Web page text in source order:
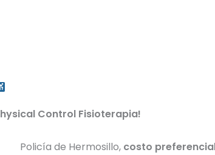
Control Fisioterapia!
Policía de Hermosillo, costo